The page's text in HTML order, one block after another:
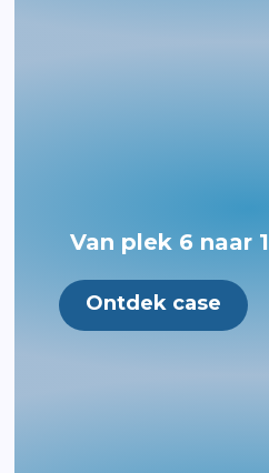
Van plek 6 naar 1
Ontdek case